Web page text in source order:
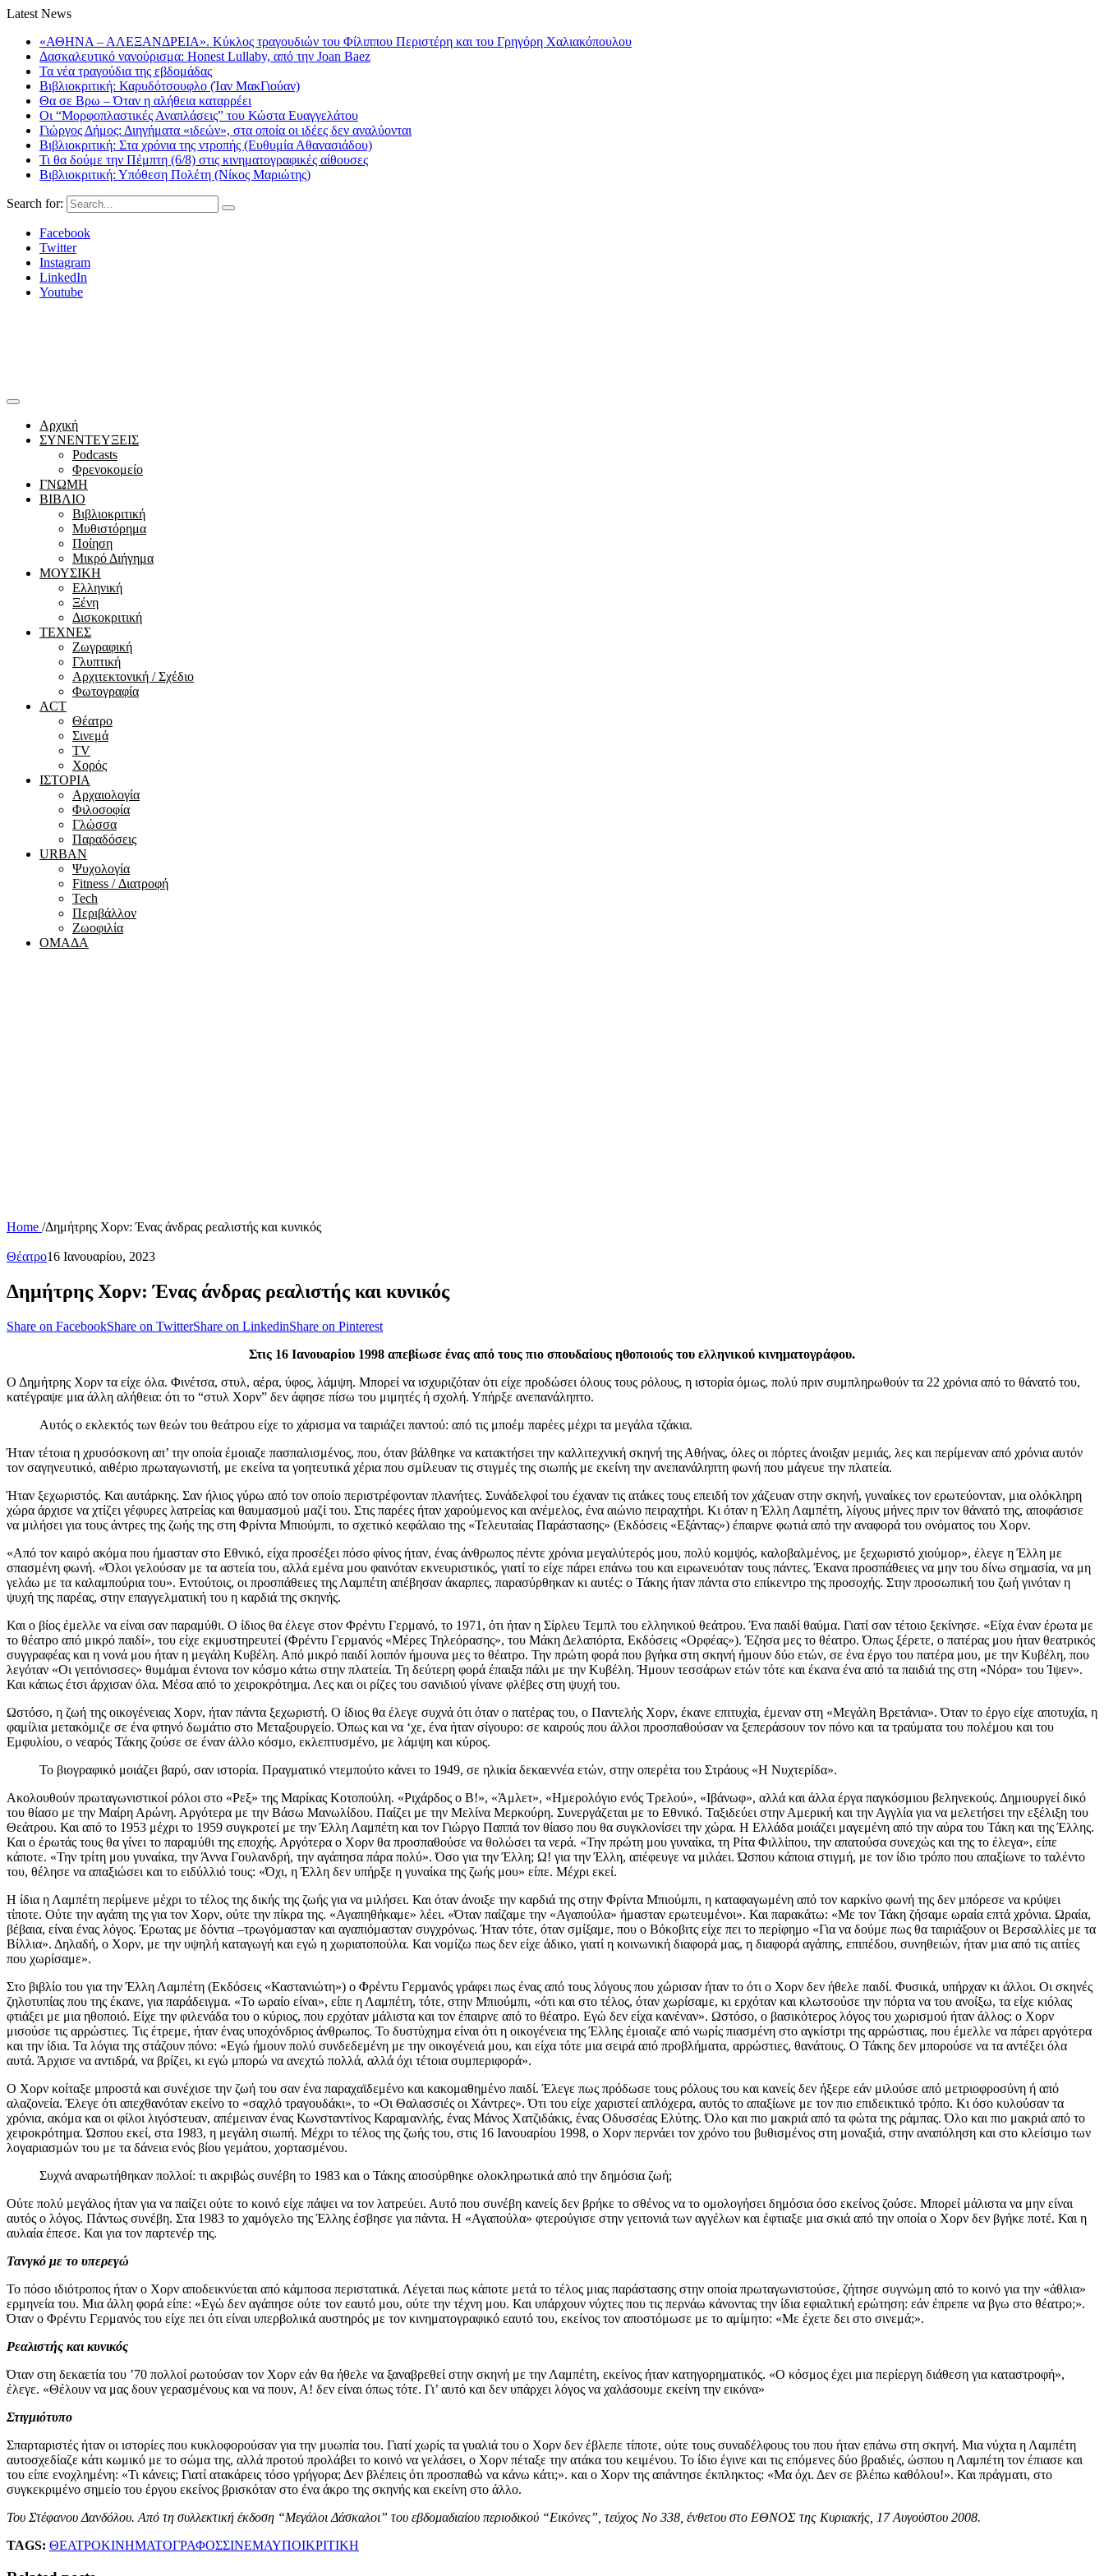
Latest News
«ΑΘΗΝΑ – ΑΛΕΞΑΝΔΡΕΙΑ». Κύκλος τραγουδιών του Φίλιππου Περιστέρη και του Γρηγόρη Χαλιακόπουλου
Δασκαλευτικό νανούρισμα: Honest Lullaby, από την Joan Baez
Τα νέα τραγούδια της εβδομάδας
Βιβλιοκριτική: Καρυδότσουφλο (Ίαν ΜακΓιούαν)
Θα σε Βρω – Όταν η αλήθεια καταρρέει
Οι “Μορφοπλαστικές Αναπλάσεις” του Κώστα Ευαγγελάτου
Γιώργος Δήμος: Διηγήματα «ιδεών», στα οποία οι ιδέες δεν αναλύονται
Βιβλιοκριτική: Στα χρόνια της ντροπής (Ευθυμία Αθανασιάδου)
Τι θα δούμε την Πέμπτη (6/8) στις κινηματογραφικές αίθουσες
Βιβλιοκριτική: Υπόθεση Πολέτη (Νίκος Μαριώτης)
Search for:
Facebook
Twitter
Instagram
LinkedIn
Youtube
Αρχική
ΣΥΝΕΝΤΕΥΞΕΙΣ
Podcasts
Φρενοκομείο
ΓΝΩΜΗ
ΒΙΒΛΙΟ
Βιβλιοκριτική
Μυθιστόρημα
Ποίηση
Μικρό Διήγημα
ΜΟΥΣΙΚΗ
Ελληνική
Ξένη
Δισκοκριτική
ΤΕΧΝΕΣ
Ζωγραφική
Γλυπτική
Αρχιτεκτονική / Σχέδιο
Φωτογραφία
ACT
Θέατρο
Σινεμά
ΤV
Χορός
ΙΣΤΟΡΙΑ
Αρχαιολογία
Φιλοσοφία
Γλώσσα
Παραδόσεις
URBAN
Ψυχολογία
Fitness / Διατροφή
Tech
Περιβάλλον
Ζωοφιλία
ΟΜΑΔΑ
Home /Δημήτρης Χορν: Ένας άνδρας ρεαλιστής και κυνικός
Θέατρο16 Ιανουαρίου, 2023
Δημήτρης Χορν: Ένας άνδρας ρεαλιστής και κυνικός
Share on FacebookShare on TwitterShare on LinkedinShare on Pinterest
Στις 16 Ιανουαρίου 1998 απεβίωσε ένας από τους πιο σπουδαίους ηθοποιούς του ελληνικού κινηματογράφου.
Ο Δημήτρης Χορν τα είχε όλα. Φινέτσα, στυλ, αέρα, ύφος, λάμψη. Μπορεί να ισχυριζόταν ότι είχε προδώσει όλους τους ρόλους, η ιστορία όμως, πολύ πριν συμπληρωθούν τα 22 χρόνια από το θάνατό του,
κατέγραψε μια άλλη αλήθεια: ότι το “στυλ Χορν” δεν άφησε πίσω του μιμητές ή σχολή. Υπήρξε ανεπανάληπτο.
Αυτός ο εκλεκτός των θεών του θεάτρου είχε το χάρισμα να ταιριάζει παντού: από τις μποέμ παρέες μέχρι τα μεγάλα τζάκια.
Ήταν τέτοια η χρυσόσκονη απ’ την οποία έμοιαζε πασπαλισμένος, που, όταν βάλθηκε να κατακτήσει την καλλιτεχνική σκηνή της Αθήνας, όλες οι πόρτες άνοιξαν μεμιάς, λες και περίμεναν από χρόνια αυτόν
τον σαγηνευτικό, αιθέριο πρωταγωνιστή, με εκείνα τα γοητευτικά χέρια που σμίλευαν τις στιγμές της σιωπής με εκείνη την ανεπανάληπτη φωνή που μάγευε την πλατεία.
Ήταν ξεχωριστός. Και αυτάρκης. Σαν ήλιος γύρω από τον οποίο περιστρέφονταν πλανήτες. Συνάδελφοί του έχαναν τις ατάκες τους επειδή τον χάζευαν στην σκηνή, γυναίκες τον ερωτεύονταν, μια ολόκληρη
χώρα άρχισε να χτίζει γέφυρες λατρείας και θαυμασμού μαζί του. Στις παρέες ήταν χαρούμενος και ανέμελος, ένα αιώνιο πειραχτήρι. Κι όταν η Έλλη Λαμπέτη, λίγους μήνες πριν τον θάνατό της, αποφάσισε
να μιλήσει για τους άντρες της ζωής της στη Φρίντα Μπιούμπι, το σχετικό κεφάλαιο της «Τελευταίας Παράστασης» (Εκδόσεις «Εξάντας») έπαιρνε φωτιά από την αναφορά του ονόματος του Χορν.
«Από τον καιρό ακόμα που ήμασταν στο Εθνικό, είχα προσέξει πόσο φίνος ήταν, ένας άνθρωπος πέντε χρόνια μεγαλύτερός μου, πολύ κομψός, καλοβαλμένος, με ξεχωριστό χιούμορ», έλεγε η Έλλη με
σπασμένη φωνή. «Όλοι γελούσαν με τα αστεία του, αλλά εμένα μου φαινόταν εκνευριστικός, γιατί το είχε πάρει επάνω του και ειρωνευόταν τους πάντες. Έκανα προσπάθειες να μην του δίνω σημασία, να μη
γελάω με τα καλαμπούρια του». Εντούτοις, οι προσπάθειες της Λαμπέτη απέβησαν άκαρπες, παρασύρθηκαν κι αυτές: ο Τάκης ήταν πάντα στο επίκεντρο της προσοχής. Στην προσωπική του ζωή γινόταν η
ψυχή της παρέας, στην επαγγελματική του η καρδιά της σκηνής.
Και ο βίος έμελλε να είναι σαν παραμύθι. Ο ίδιος θα έλεγε στον Φρέντυ Γερμανό, το 1971, ότι ήταν η Σίρλευ Τεμπλ του ελληνικού θεάτρου. Ένα παιδί θαύμα. Γιατί σαν τέτοιο ξεκίνησε. «Είχα έναν έρωτα με
το θέατρο από μικρό παιδί», του είχε εκμυστηρευτεί (Φρέντυ Γερμανός «Μέρες Τηλεόρασης», του Μάκη Δελαπόρτα, Εκδόσεις «Ορφέας»). Έζησα μες το θέατρο. Όπως ξέρετε, ο πατέρας μου ήταν θεατρικός
συγγραφέας και η νονά μου ήταν η μεγάλη Κυβέλη. Από μικρό παιδί λοιπόν ήμουνα μες το θέατρο. Την πρώτη φορά που βγήκα στη σκηνή ήμουν δύο ετών, σε ένα έργο του πατέρα μου, με την Κυβέλη, που
λεγόταν «Οι γειτόνισσες» θυμάμαι έντονα τον κόσμο κάτω στην πλατεία. Τη δεύτερη φορά έπαιξα πάλι με την Κυβέλη. Ήμουν τεσσάρων ετών τότε και έκανα ένα από τα παιδιά της στη «Νόρα» του Ίψεν».
Και κάπως έτσι άρχισαν όλα. Μέσα από το χειροκρότημα. Λες και οι ρίζες του σανιδιού γίνανε φλέβες στη ψυχή του.
Ωστόσο, η ζωή της οικογένειας Χορν, ήταν πάντα ξεχωριστή. Ο ίδιος θα έλεγε συχνά ότι όταν ο πατέρας του, ο Παντελής Χορν, έκανε επιτυχία, έμεναν στη «Μεγάλη Βρετάνια». Όταν το έργο είχε αποτυχία, η
φαμίλια μετακόμιζε σε ένα φτηνό δωμάτιο στο Μεταξουργείο. Όπως και να ‘χε, ένα ήταν σίγουρο: σε καιρούς που άλλοι προσπαθούσαν να ξεπεράσουν τον πόνο και τα τραύματα του πολέμου και του
Εμφυλίου, ο νεαρός Τάκης ζούσε σε έναν άλλο κόσμο, εκλεπτυσμένο, με λάμψη και κύρος.
Το βιογραφικό μοιάζει βαρύ, σαν ιστορία. Πραγματικό ντεμπούτο κάνει το 1949, σε ηλικία δεκαεννέα ετών, στην οπερέτα του Στράους «Η Νυχτερίδα».
Ακολουθούν πρωταγωνιστικοί ρόλοι στο «Ρεξ» της Μαρίκας Κοτοπούλη. «Ριχάρδος ο Β!», «Άμλετ», «Ημερολόγιο ενός Τρελού», «Ιβάνωφ», αλλά και άλλα έργα παγκόσμιου βεληνεκούς. Δημιουργεί δικό
του θίασο με την Μαίρη Αρώνη. Αργότερα με την Βάσω Μανωλίδου. Παίζει με την Μελίνα Μερκούρη. Συνεργάζεται με το Εθνικό. Ταξιδεύει στην Αμερική και την Αγγλία για να μελετήσει την εξέλιξη του
Θεάτρου. Και από το 1953 μέχρι το 1959 συγκροτεί με την Έλλη Λαμπέτη και τον Γιώργο Παππά τον θίασο που θα συγκλονίσει την χώρα. Η Ελλάδα μοιάζει μαγεμένη από την αύρα του Τάκη και της Έλλης.
Και ο έρωτάς τους θα γίνει το παραμύθι της εποχής. Αργότερα ο Χορν θα προσπαθούσε να θολώσει τα νερά. «Την πρώτη μου γυναίκα, τη Ρίτα Φιλλίπου, την απατούσα συνεχώς και της το έλεγα», είπε
κάποτε. «Την τρίτη μου γυναίκα, την Άννα Γουλανδρή, την αγάπησα πάρα πολύ». Όσο για την Έλλη; Ω! για την Έλλη, απέφευγε να μιλάει. Ώσπου κάποια στιγμή, με τον ίδιο τρόπο που απαξίωνε το ταλέντο
του, θέλησε να απαξιώσει και το ειδύλλιό τους: «Όχι, η Έλλη δεν υπήρξε η γυναίκα της ζωής μου» είπε. Μέχρι εκεί.
Η ίδια η Λαμπέτη περίμενε μέχρι το τέλος της δικής της ζωής για να μιλήσει. Και όταν άνοιξε την καρδιά της στην Φρίντα Μπιούμπι, η καταφαγωμένη από τον καρκίνο φωνή της δεν μπόρεσε να κρύψει
τίποτε. Ούτε την αγάπη της για τον Χορν, ούτε την πίκρα της. «Αγαπηθήκαμε» λέει. «Όταν παίζαμε την «Αγαπούλα» ήμασταν ερωτευμένοι». Και παρακάτω: «Με τον Τάκη ζήσαμε ωραία επτά χρόνια. Ωραία,
βέβαια, είναι ένας λόγος. Έρωτας με δόντια –τρωγόμασταν και αγαπιόμασταν συγχρόνως. Ήταν τότε, όταν σμίξαμε, που ο Βόκοβιτς είχε πει το περίφημο «Για να δούμε πως θα ταιριάξουν οι Βερσαλλίες με τα
Βίλλια». Δηλαδή, ο Χορν, με την υψηλή καταγωγή και εγώ η χωριατοπούλα. Και νομίζω πως δεν είχε άδικο, γιατί η κοινωνική διαφορά μας, η διαφορά αγάπης, επιπέδου, συνηθειών, ήταν μια από τις αιτίες
που χωρίσαμε».
Στο βιβλίο του για την Έλλη Λαμπέτη (Εκδόσεις «Καστανιώτη») ο Φρέντυ Γερμανός γράφει πως ένας από τους λόγους που χώρισαν ήταν το ότι ο Χορν δεν ήθελε παιδί. Φυσικά, υπήρχαν κι άλλοι. Οι σκηνές
ζηλοτυπίας που της έκανε, για παράδειγμα. «Το ωραίο είναι», είπε η Λαμπέτη, τότε, στην Μπιούμπι, «ότι και στο τέλος, όταν χωρίσαμε, κι ερχόταν και κλωτσούσε την πόρτα να του ανοίξω, τα είχε κιόλας
φτιάξει με μια ηθοποιό. Είχε την φιλενάδα του ο κύριος, που ερχόταν μάλιστα και τον έπαιρνε από το θέατρο. Εγώ δεν είχα κανέναν». Ωστόσο, ο βασικότερος λόγος του χωρισμού ήταν άλλος: ο Χορν
μισούσε τις αρρώστιες. Τις έτρεμε, ήταν ένας υποχόνδριος άνθρωπος. Το δυστύχημα είναι ότι η οικογένεια της Έλλης έμοιαζε από νωρίς πιασμένη στο αγκίστρι της αρρώστιας, που έμελλε να πάρει αργότερα
και την ίδια. Τα λόγια της στάζουν πόνο: «Εγώ ήμουν πολύ συνδεδεμένη με την οικογένειά μου, και είχα τότε μια σειρά από προβλήματα, αρρώστιες, θανάτους. Ο Τάκης δεν μπορούσε να τα αντέξει όλα
αυτά. Άρχισε να αντιδρά, να βρίζει, κι εγώ μπορώ να ανεχτώ πολλά, αλλά όχι τέτοια συμπεριφορά».
Ο Χορν κοίταξε μπροστά και συνέχισε την ζωή του σαν ένα παραχαϊδεμένο και κακομαθημένο παιδί. Έλεγε πως πρόδωσε τους ρόλους του και κανείς δεν ήξερε εάν μιλούσε από μετριοφροσύνη ή από
αλαζονεία. Έλεγε ότι απεχθανόταν εκείνο το «σαχλό τραγουδάκι», το «Οι Θαλασσιές οι Χάντρες». Ότι του είχε χαριστεί απλόχερα, αυτός το απαξίωνε με τον πιο επιδεικτικό τρόπο. Κι όσο κυλούσαν τα
χρόνια, ακόμα και οι φίλοι λιγόστευαν, απέμειναν ένας Κωνσταντίνος Καραμανλής, ένας Μάνος Χατζιδάκις, ένας Οδυσσέας Ελύτης. Όλο και πιο μακριά από τα φώτα της ράμπας. Όλο και πιο μακριά από το
χειροκρότημα. Ώσπου εκεί, στα 1983, η μεγάλη σιωπή. Μέχρι το τέλος της ζωής του, στις 16 Ιανουαρίου 1998, ο Χορν περνάει τον χρόνο του βυθισμένος στη μοναξιά, στην αναπόληση και στο κλείσιμο των
λογαριασμών του με τα δάνεια ενός βίου γεμάτου, χορτασμένου.
Συχνά αναρωτήθηκαν πολλοί: τι ακριβώς συνέβη το 1983 και ο Τάκης αποσύρθηκε ολοκληρωτικά από την δημόσια ζωή;
Ούτε πολύ μεγάλος ήταν για να παίζει ούτε το κοινό είχε πάψει να τον λατρεύει. Αυτό που συνέβη κανείς δεν βρήκε το σθένος να το ομολογήσει δημόσια όσο εκείνος ζούσε. Μπορεί μάλιστα να μην είναι
αυτός ο λόγος. Πάντως συνέβη. Στα 1983 το χαμόγελο της Έλλης έσβησε για πάντα. Η «Αγαπούλα» φτερούγισε στην γειτονιά των αγγέλων και έφτιαξε μια σκιά από την οποία ο Χορν δεν βγήκε ποτέ. Και η
αυλαία έπεσε. Και για τον παρτενέρ της.
Τανγκό με το υπερεγώ
Το πόσο ιδιότροπος ήταν ο Χορν αποδεικνύεται από κάμποσα περιστατικά. Λέγεται πως κάποτε μετά το τέλος μιας παράστασης στην οποία πρωταγωνιστούσε, ζήτησε συγνώμη από το κοινό για την «άθλια»
ερμηνεία του. Μια άλλη φορά είπε: «Εγώ δεν αγάπησε ούτε τον εαυτό μου, ούτε την τέχνη μου. Και υπάρχουν νύχτες που τις περνάω κάνοντας την ίδια εφιαλτική ερώτηση: εάν έπρεπε να βγω στο θέατρο;».
Όταν ο Φρέντυ Γερμανός του είχε πει ότι είναι υπερβολικά αυστηρός με τον κινηματογραφικό εαυτό του, εκείνος τον αποστόμωσε με το αμίμητο: «Με έχετε δει στο σινεμά;».
Ρεαλιστής και κυνικός
Όταν στη δεκαετία του ’70 πολλοί ρωτούσαν τον Χορν εάν θα ήθελε να ξαναβρεθεί στην σκηνή με την Λαμπέτη, εκείνος ήταν κατηγορηματικός. «Ο κόσμος έχει μια περίεργη διάθεση για καταστροφή»,
έλεγε. «Θέλουν να μας δουν γερασμένους και να πουν, Α! δεν είναι όπως τότε. Γι’ αυτό και δεν υπάρχει λόγος να χαλάσουμε εκείνη την εικόνα»
Στιγμιότυπο
Σπαρταριστές ήταν οι ιστορίες που κυκλοφορούσαν για την μυωπία του. Γιατί χωρίς τα γυαλιά του ο Χορν δεν έβλεπε τίποτε, ούτε τους συναδέλφους του που ήταν επάνω στη σκηνή. Μια νύχτα η Λαμπέτη
αυτοσχεδίαζε κάτι κωμικό με το σώμα της, αλλά προτού προλάβει το κοινό να γελάσει, ο Χορν πέταξε την ατάκα του κειμένου. Το ίδιο έγινε και τις επόμενες δύο βραδιές, ώσπου η Λαμπέτη τον έπιασε και
του είπε ενοχλημένη: «Τι κάνεις; Γιατί ατακάρεις τόσο γρήγορα; Δεν βλέπεις ότι προσπαθώ να κάνω κάτι;». και ο Χορν της απάντησε έκπληκτος: «Μα όχι. Δεν σε βλέπω καθόλου!». Και πράγματι, στο
συγκεκριμένο σημείο του έργου εκείνος βρισκόταν στο ένα άκρο της σκηνής και εκείνη στο άλλο.
Του Στέφανου Δανδόλου. Από τη συλλεκτική έκδοση “Μεγάλοι Δάσκαλοι” του εβδομαδιαίου περιοδικού “Εικόνες”, τεύχος Νο 338, ένθετου στο ΕΘΝΟΣ της Κυριακής, 17 Αυγούστου 2008.
TAGS: ΘΕΑΤΡΟΚΙΝΗΜΑΤΟΓΡΑΦΟΣΣΙΝΕΜΑΥΠΟΙΚΡΙΤΙΚΗ